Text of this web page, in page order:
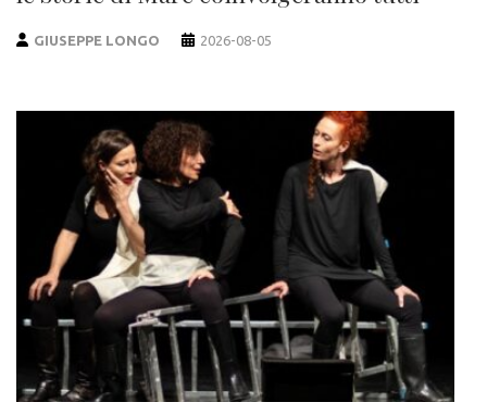
GIUSEPPE LONGO 2026-08-05